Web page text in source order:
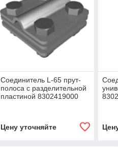
Соединитель L-65 прут-
полоса с разделительной
пластиной 8302419000
Цену уточняйте